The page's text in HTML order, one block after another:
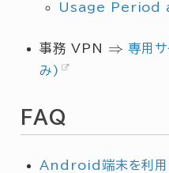
Usage Period
事務 VPN
専用サ
み)
FAQ
Android端末を利用